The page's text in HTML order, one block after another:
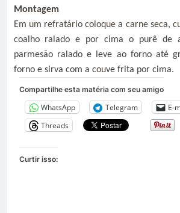
Montagem
Em um refratário coloque a carne seca,
coalho ralado e por cima o purê de
parmesão ralado e leve ao forno até
forno e sirva com a couve frita por cima.
Compartilhe esta matéria com seu amigo
WhatsApp Telegram
E-
Threads
Curtir isso: